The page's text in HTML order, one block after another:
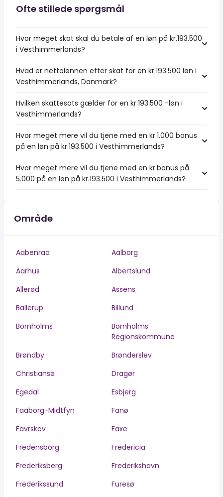
Ofte stillede spørgsmål
Hvor meget skat skal du betale af en løn på kr.193.500
i Vesthimmerlands?
Hvad er nettolønnen efter skat for en kr.193.500 løn i
Vesthimmerlands, Danmark?
Hvilken skattesats gælder for en kr.193.500 -løn i
Vesthimmerlands?
Hvor meget mere vil du tjene med en kr.1.000 bonus
på en løn på kr.193.500 i Vesthimmerlands?
Hvor meget mere vil du tjene med en kr.bonus på
5.000 på en løn på kr.193.500 i Vesthimmerlands?
Område
Aabenraa
Aalborg
Aarhus
Albertslund
Allerød
Assens
Ballerup
Billund
Bornholms
Bornholms
Regionskommune
Brøndby
Brønderslev
Christiansø
Dragør
Egedal
Esbjerg
Faaborg-Midtfyn
Fanø
Favrskov
Faxe
Fredensborg
Fredericia
Frederiksberg
Frederikshavn
Frederikssund
Furesø